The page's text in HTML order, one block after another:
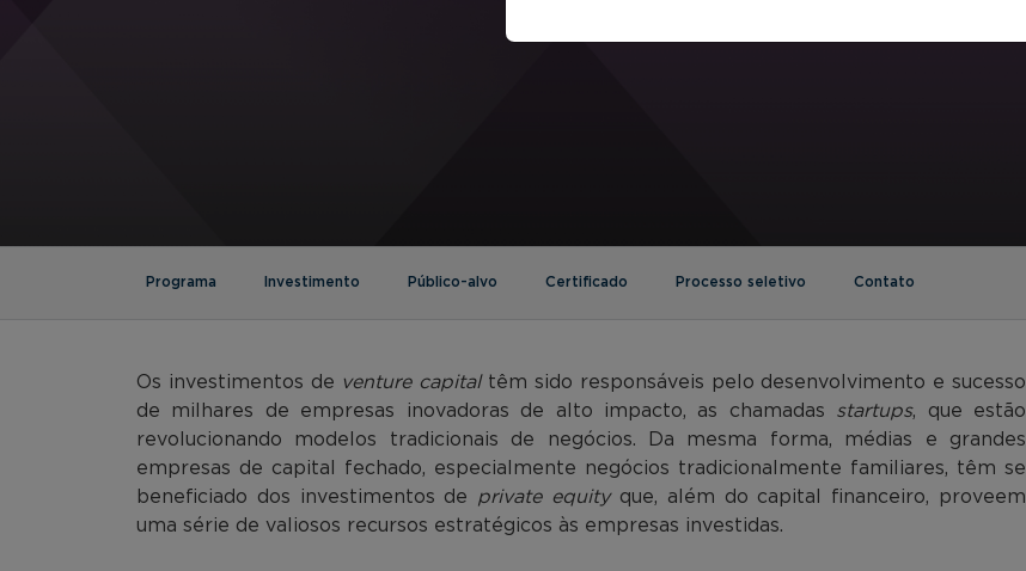
Programa Investimento Público-alvo Certificado Processo seletivo Contato
Os investimentos de venture capitaltêm sido responsáveis pelo desenvolvimento e sucesso
de milhares de empresas inovadoras de alto impacto, as chamadas startups, que estão
revolucionando modelos tradicionais de negócios. Da mesma forma, médias e grandes
empresas de capital fechado, especialmente negócios tradicionalmente familiares, têm se
beneficiado dos investimentos de private equityque, além do capital financeiro, proveem
uma série de valiosos recursos estratégicos às empresas investidas.